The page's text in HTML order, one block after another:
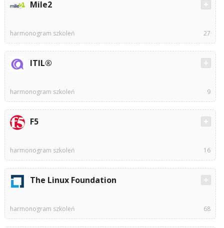
Mile2
harmonogram szkoleń 27
ITIL®
harmonogram szkoleń 9
F5
harmonogram szkoleń 16
The Linux Foundation
harmonogram szkoleń 68